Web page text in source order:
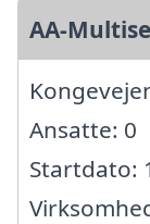
AA-
Ansatte: 0
Startdato: